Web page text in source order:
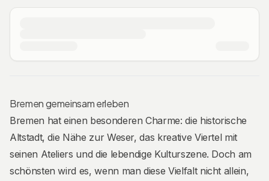
Bremen gemeinsam erleben
Bremen hat einen besonderen Charme: die historische
Altstadt, die Nähe zur Weser, das kreative Viertel mit
seinen Ateliers und die lebendige Kulturszene. Doch am
schönsten wird es, wenn man diese Vielfalt nicht allein,